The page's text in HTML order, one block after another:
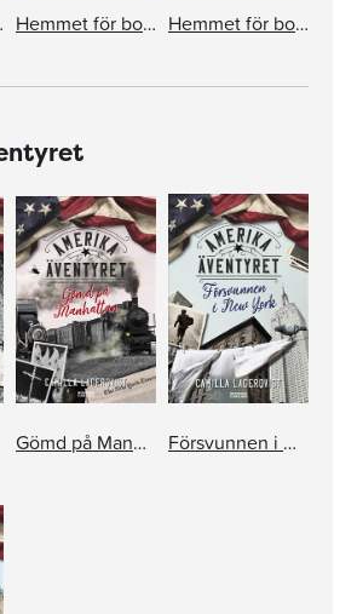
265 Hemmet för bortrövade barn: Planen Hemmet för bortrövade barn: Fällan
Gömd på Manhattan Försvunnen i New York